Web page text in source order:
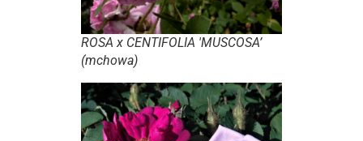
ROSA x CENTIFOLIA 'MUSCOSA’
(mchowa)